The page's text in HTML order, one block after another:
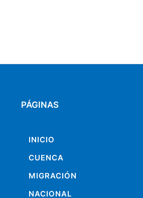
PÁGINAS
INICIO
CUENCA
MIGRACIÓN
NACIONAL